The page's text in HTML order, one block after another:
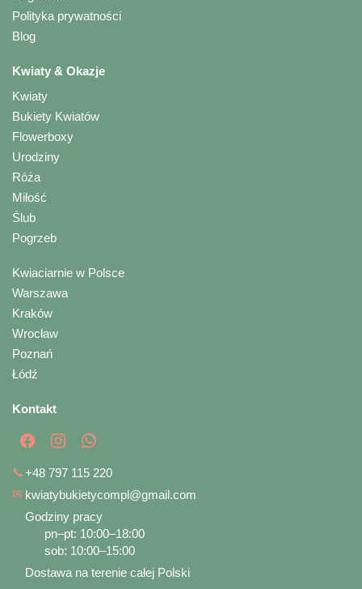
Polityka prywatności
Blog
Kwiaty & Okazje
Kwiaty
Bukiety Kwiatów
Flowerboxy
Urodziny
Róża
Miłość
Ślub
Pogrzeb
Kwiaciarnie w Polsce
Warszawa
Kraków
Wrocław
Poznań
Łódź
Kontakt
📞+48 797 115 220
✉ kwiatybukietycompl@gmail.com
Godziny pracy
pn–pt: 10:00–18:00
sob: 10:00–15:00
Dostawa na terenie całej Polski